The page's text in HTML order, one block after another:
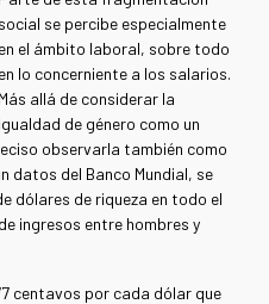
social se percibe especialmente
en el ámbito laboral, sobre todo
en lo concerniente a los salarios.
Más allá de considerar la
igualdad de género como un
observarla también como
datos del Banco Mundial, se
dólares de riqueza en todo el
ingresos entre hombres y
centavos por cada dólar que